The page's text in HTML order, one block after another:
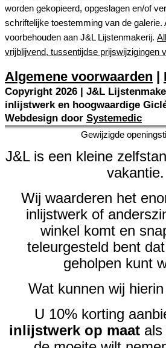
worden gekopieerd, opgeslagen en/of
schriftelijke toestemming van de galerie.
voorbehouden aan J&L Lijstenmakerij.
vrijblijvend, tussentijdse prijswijzigingen
Algemene voorwaarden |
Copyright 2026 | J&L
inlijstwerk en hoogwaardige
Webdesign door Systemedic
Gewijzigde
J&L is een kleine
vakantie.
Wij waarderen het
inlijstwerk of
winkel komt en
teleurgesteld bent
geholpen kunt
Wat kunnen wij
U 10% korting
inlijstwerk op maatals